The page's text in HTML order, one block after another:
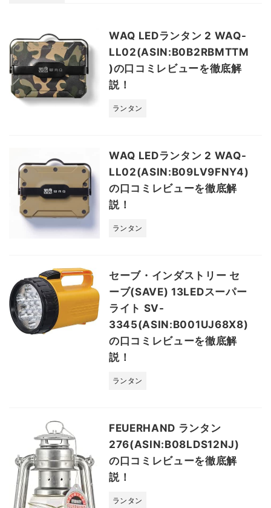
WAQ LEDランタン 2 WAQ-
LL02(ASIN:B0B2RBMTTM
)の口コミレビューを徹底解
説！
ランタン
WAQ LEDランタン 2 WAQ-
LL02(ASIN:B09LV9FNY4)
の口コミレビューを徹底解
説！
ランタン
セーブ・インダストリー セ
ーブ(SAVE) 13LEDスーパー
ライト SV-
3345(ASIN:B001UJ68X8)
の口コミレビューを徹底解
説！
ランタン
FEUERHAND ランタン
276(ASIN:B08LDS12NJ)
の口コミレビューを徹底解
説！
ランタン